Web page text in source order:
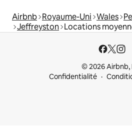
Airbnb Royaume-Uni Wales
Jeffreyston Locations
© 2026 Airbnb,
Confidentialité